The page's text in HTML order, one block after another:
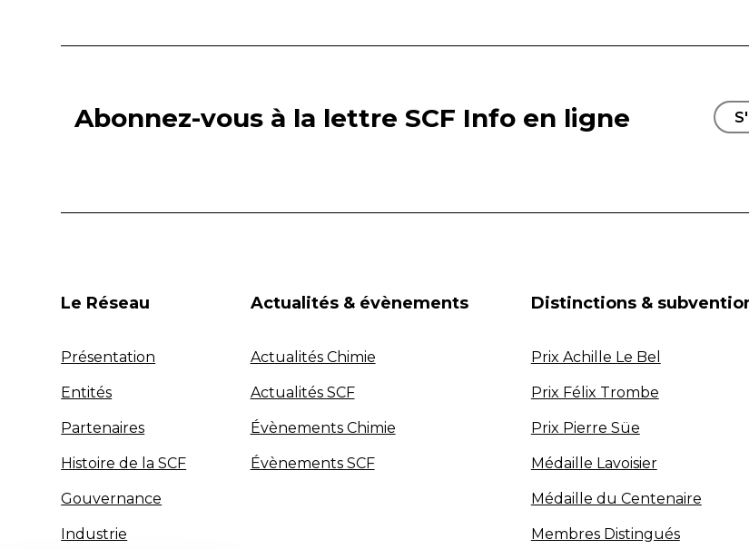
Abonnez-vous à la lettre SCF Info en ligne
Le Réseau
Présentation
Entités
Partenaires
Histoire de la SCF
Gouvernance
Industrie
Actualités & évènements
Actualités Chimie
Actualités SCF
Évènements Chimie
Évènements SCF
Distinctions &
Prix Achille Le Bel
Prix Félix Trombe
Prix Pierre Süe
Médaille Lavoisier
Médaille du Centenaire
Membres Distingués